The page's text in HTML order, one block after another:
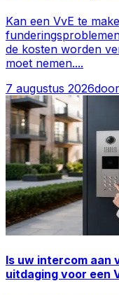
Kan een VvE te
de kosten worden
moet nemen....
7 augustus 2026door
Is uw intercom aan
uitdaging voor een